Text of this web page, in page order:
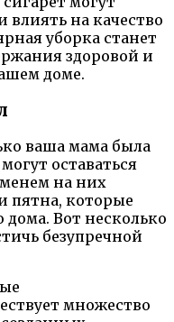
влиять на качество
уборка станет
здоровой и
доме.
ваша мама была
оставаться
на них
пятна, которые
Вот несколько
безупречной
множество